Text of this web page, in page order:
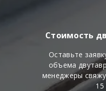
Стоимость
Оставьте
объема
менеджеры
15